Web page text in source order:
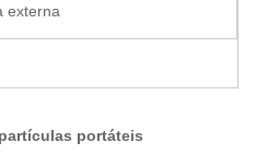
externa
portáteis